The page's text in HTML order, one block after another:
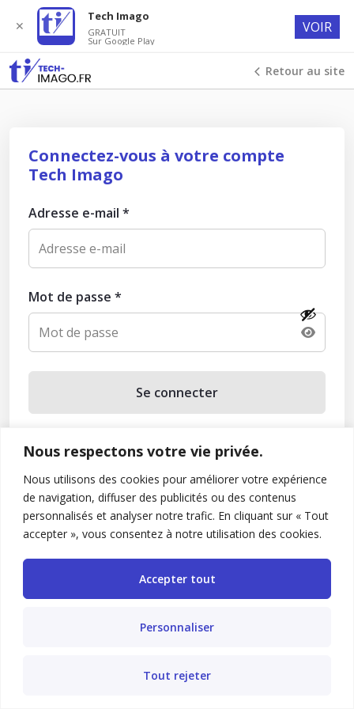
Nous respectons votre vie privée.
Nous utilisons des cookies pour améliorer votre expérience
de navigation, diffuser des publicités ou des contenus
personnalisés et analyser notre trafic. En cliquant sur « Tout
accepter », vous consentez à notre utilisation des cookies.
Personnaliser
Tout rejeter
Accepter tout
Retour au site
Connectez-vous à votre compte
Tech Imago
Adresse e-mail *
Mot de passe *
Se connecter
Mot de passe oublié ?
Vous n’avez pas de compte ? Inscrivez-vous
✕
Tech Imago
GRATUIT
Sur Google Play
VOIR